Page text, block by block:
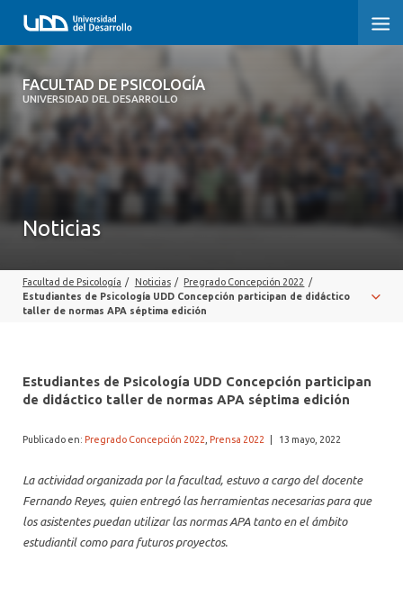
FACULTAD DE PSICOLOGÍA
UNIVERSIDAD DEL DESARROLLO
FACULTAD DE PSICOLOGÍA
POSTGRADOS Y EDUCACIÓN CONTINUA
ALUMNI PSICOLOGÍA UDD
SERVICIO DE PSICOLOGÍA INTEGRAL
Noticias
Facultad de Psicología / Noticias / Pregrado Concepción 2022 /
Estudiantes de Psicología UDD Concepción participan de didáctico
taller de normas APA séptima edición
Estudiantes de Psicología UDD Concepción participan
de didáctico taller de normas APA séptima edición
Publicado en: Pregrado Concepción 2022 Prensa 2022 13 mayo, 2022
La actividad organizada por la facultad, estuvo a cargo del docente
Fernando Reyes, quien entregó las herramientas necesarias para que
los asistentes puedan utilizar las normas APA tanto en el ámbito
estudiantil como para futuros proyectos.